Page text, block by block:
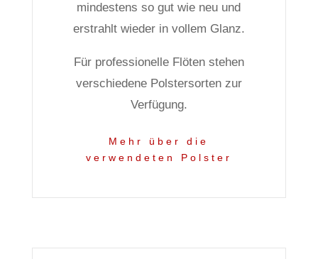
mindestens so gut wie neu und
erstrahlt wieder in vollem Glanz.
Für professionelle Flöten stehen
verschiedene Polstersorten zur
Verfügung.
Mehr über die
verwendeten Polster